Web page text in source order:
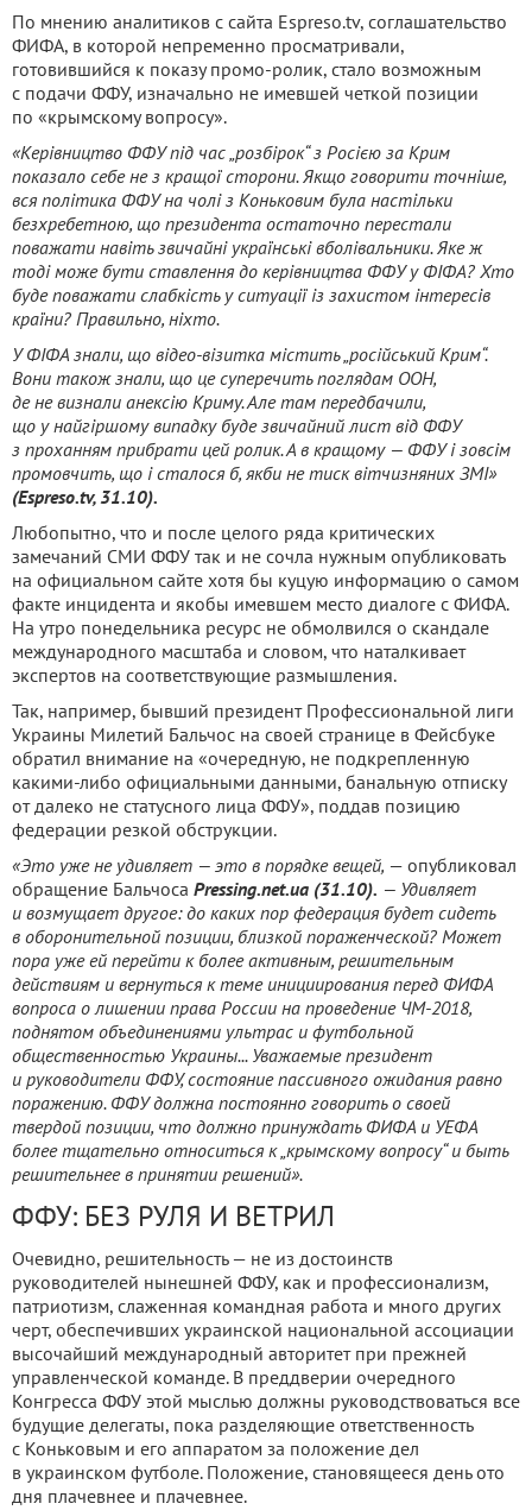
По мнению аналитиков с сайта Espreso.tv, соглашательство
ФИФА, в которой непременно просматривали,
готовившийся к показу промо-ролик, стало возможным
с подачи ФФУ, изначально не имевшей четкой позиции
по «крымскому вопросу».
«Керівництво ФФУ під час „розбірок“ з Росією за Крим
показало себе не з кращої сторони. Якщо говорити точніше,
вся політика ФФУ на чолі з Коньковим була настільки
безхребетною, що президента остаточно перестали
поважати навіть звичайні українські вболівальники. Яке ж
тоді може бути ставлення до керівництва ФФУ у ФІФА? Хто
буде поважати слабкість у ситуації із захистом інтересів
країни? Правильно, ніхто.
У ФІФА знали, що відео-візитка містить „російський Крим“.
Вони також знали, що це суперечить поглядам ООН,
де не визнали анексію Криму. Але там передбачили,
що у найгіршому випадку буде звичайний лист від ФФУ
з проханням прибрати цей ролик. А в кращому — ФФУ і зовсім
промовчить, що і сталося б, якби не тиск вітчизняних ЗМІ»
(Espreso.tv, 31.10).
Любопытно, что и после целого ряда критических
замечаний СМИ ФФУ так и не сочла нужным опубликовать
на официальном сайте хотя бы куцую информацию о самом
факте инцидента и якобы имевшем место диалоге с ФИФА.
На утро понедельника ресурс не обмолвился о скандале
международного масштаба и словом, что наталкивает
экспертов на соответствующие размышления.
Так, например, бывший президент Профессиональной лиги
Украины Милетий Бальчос на своей странице в Фейсбуке
обратил внимание на «очередную, не подкрепленную
какими-либо официальными данными, банальную отписку
от далеко не статусного лица ФФУ», поддав позицию
федерации резкой обструкции.
«Это уже не удивляет — это в порядке вещей, — опубликовал
обращение Бальчоса Pressing.net.ua (31.10). — Удивляет
и возмущает другое: до каких пор федерация будет сидеть
в оборонительной позиции, близкой пораженческой? Может
пора уже ей перейти к более активным, решительным
действиям и вернуться к теме инициирования перед ФИФА
вопроса о лишении права России на проведение ЧМ-2018,
поднятом объединениями ультрас и футбольной
общественностью Украины... Уважаемые президент
и руководители ФФУ, состояние пассивного ожидания равно
поражению. ФФУ должна постоянно говорить о своей
твердой позиции, что должно принуждать ФИФА и УЕФА
более тщательно относиться к „крымскому вопросу“ и быть
решительнее в принятии решений».
ФФУ: БЕЗ РУЛЯ И ВЕТРИЛ
Очевидно, решительность — не из достоинств
руководителей нынешней ФФУ, как и профессионализм,
патриотизм, слаженная командная работа и много других
черт, обеспечивших украинской национальной ассоциации
высочайший международный авторитет при прежней
управленческой команде. В преддверии очередного
Конгресса ФФУ этой мыслью должны руководствоваться все
будущие делегаты, пока разделяющие ответственность
с Коньковым и его аппаратом за положение дел
в украинском футболе. Положение, становящееся день ото
дня плачевнее и плачевнее.